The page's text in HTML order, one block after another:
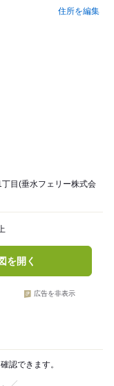
住所を編集
目(垂水フェリー株式会
を開く
広告を非表示
認できます。